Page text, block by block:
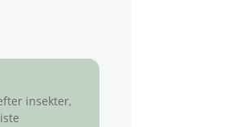
insekter,